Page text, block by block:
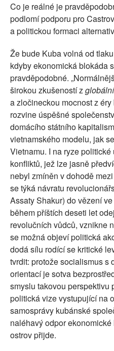
Co je reálné je
podlomí podporu pro
a politickou formaci
Že bude Kuba volná od
kdyby ekonomická blokáda
pravděpodobné.
širokou zkušeností z
a zločineckou mocnost z
rozvine úspěšné
domácího státního
vietnamského modelu, jak
Vietnamu. I na ryze
konfliktů, jež lze jasně
nebyl zmíněn v dohodě
se týká návratu
Assaty Shakur) do vězení
během příštích deseti let
revolučních vůdců, vznikne
se možná objeví politická
dodá sílu rodící se kritické
tvrdit: protože socialismus s
orientací je sotva
smyslu takovou perspektivu
politická vize vystupující na
samosprávy kubánské
naléhavý odpor
ostrov přijde.